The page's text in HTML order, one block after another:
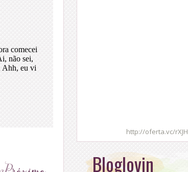
http://oferta.vc/rXJH
Bloglovin